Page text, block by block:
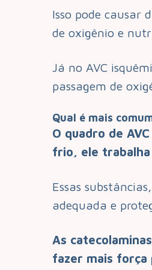
Isso pode causar
de oxigênio e
Já no AVC
passagem de
Qual é mais
O quadro de
frio, ele trabalha
Essas
adequada e
As
fazer mais força